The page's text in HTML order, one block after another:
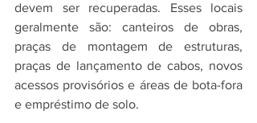
devem ser recuperadas. Esses locais
geralmente são: canteiros de obras,
praças de montagem de estruturas,
praças de lançamento de cabos, novos
acessos provisórios e áreas de bota-fora
e empréstimo de solo.